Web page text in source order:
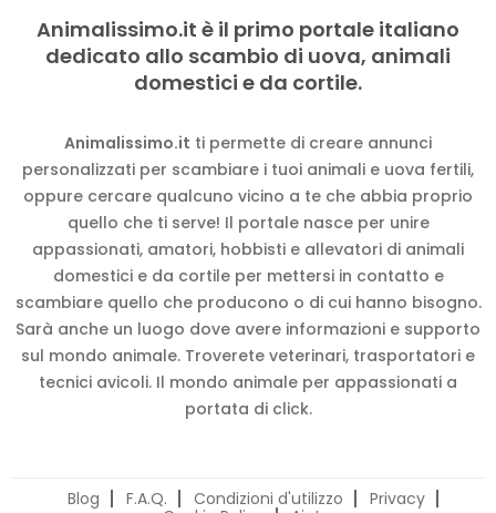
Animalissimo.it è il primo portale italiano
dedicato allo scambio di uova, animali
domestici e da cortile.
Animalissimo.it ti permette di creare annunci
personalizzati per scambiare i tuoi animali e uova fertili,
oppure cercare qualcuno vicino a te che abbia proprio
quello che ti serve! Il portale nasce per unire
appassionati, amatori, hobbisti e allevatori di animali
domestici e da cortile per mettersi in contatto e
scambiare quello che producono o di cui hanno bisogno.
Sarà anche un luogo dove avere informazioni e supporto
sul mondo animale. Troverete veterinari, trasportatori e
tecnici avicoli. Il mondo animale per appassionati a
portata di click.
Blog F.A.Q. Condizioni d'utilizzo
Privacy